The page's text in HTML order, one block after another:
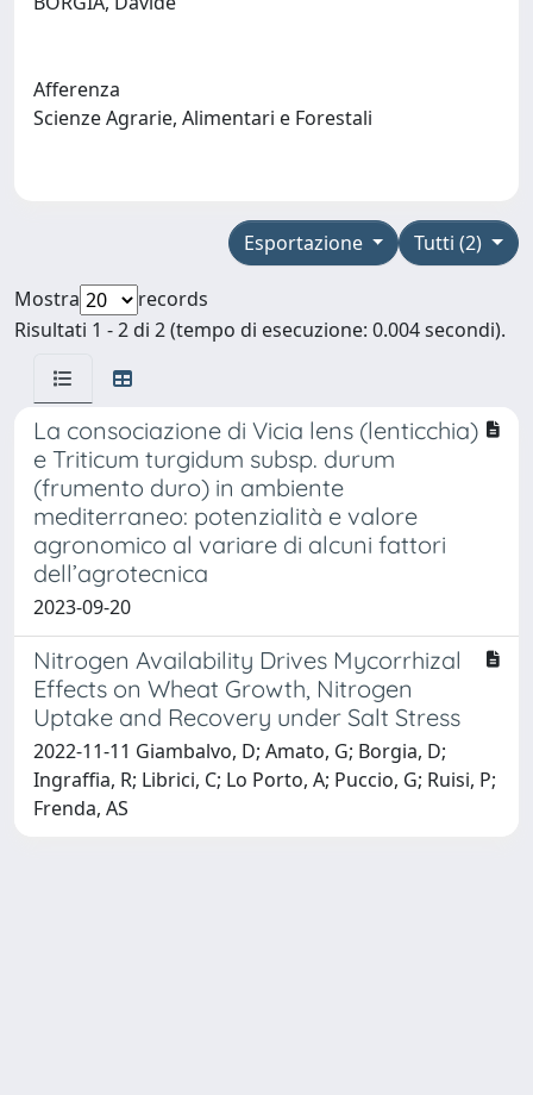
Afferenza
Scienze Agrarie, Alimentari e Forestali
Tutti (2)
Esportazione
Mostra
records
Risultati 1 - 2 di 2 (tempo di esecuzione: 0.004 secondi).
La consociazione di Vicia lens (lenticchia)
e Triticum turgidum subsp. durum
(frumento duro) in ambiente
mediterraneo: potenzialità e valore
agronomico al variare di alcuni fattori
dell’agrotecnica
2023-09-20
Nitrogen Availability Drives Mycorrhizal
Effects on Wheat Growth, Nitrogen
Uptake and Recovery under Salt Stress
2022-11-11 Giambalvo, D; Amato, G; Borgia, D;
Ingraffia, R; Librici, C; Lo Porto, A; Puccio, G; Ruisi, P;
Frenda, AS